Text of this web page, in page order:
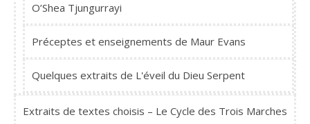
O’Shea Tjungurrayi
Préceptes et enseignements de Maur Evans
Quelques extraits de L'éveil du Dieu Serpent
Extraits de textes choisis – Le Cycle des Trois Marches